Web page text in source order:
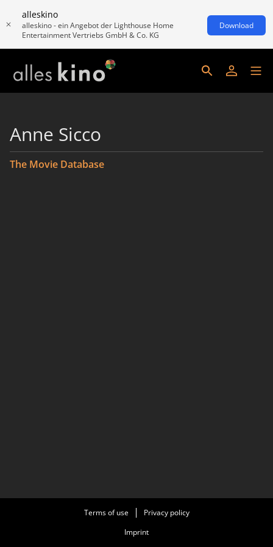
alleskino
alleskino - ein Angebot der Lighthouse Home
Entertainment Vertriebs GmbH & Co. KG
Download
Anne Sicco
The Movie Database
Terms of use
Privacy policy
Imprint